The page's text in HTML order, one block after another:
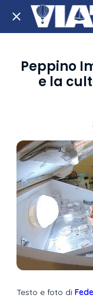
Peppino
e la
Testo e foto di